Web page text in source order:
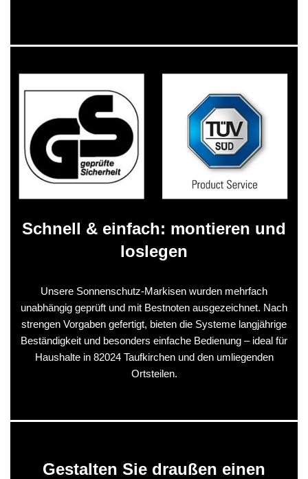
Schnell & einfach: montieren und
loslegen
Unsere Sonnenschutz-Markisen wurden mehrfach
unabhängig geprüft und mit Bestnoten ausgezeichnet. Nach
strengen Vorgaben gefertigt, bieten die Systeme langjährige
Beständigkeit und besonders einfache Bedienung – ideal für
Haushalte in 82024 Taufkirchen und den umliegenden
Ortsteilen.
Gestalten Sie draußen einen